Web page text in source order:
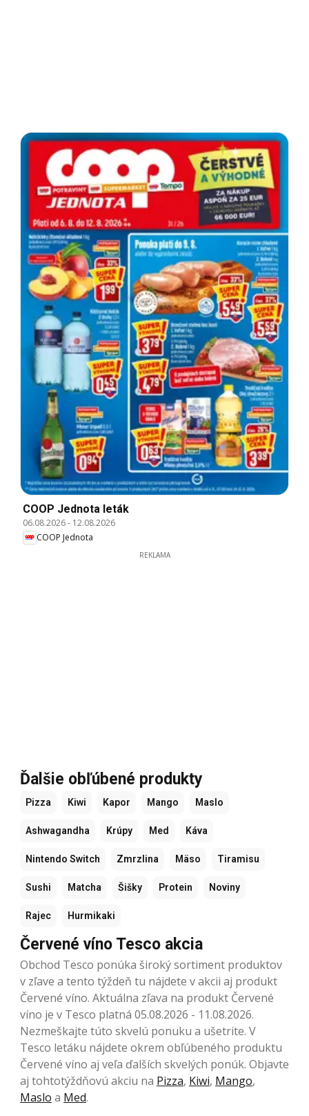
COOP Jednota leták
06.08.2026- 12.08.2026
COOP Jednota
REKLAMA
Ďalšie obľúbené produkty
Pizza Kiwi Kapor Mango Maslo
Ashwagandha Krúpy Med Káva
Nintendo Switch Zmrzlina Mäso Tiramisu
Sushi Matcha Šišky Protein Noviny
Rajec Hurmikaki
Červené víno Tesco akcia
Obchod Tesco ponúka široký sortiment produktov
v zľave a tento týždeň tu nájdete v akcii aj produkt
Červené víno. Aktuálna zľava na produkt Červené
víno je v Tesco platná 05.08.2026 - 11.08.2026.
Nezmeškajte túto skvelú ponuku a ušetrite. V
Tesco letáku nájdete okrem obľúbeného produktu
Červené víno aj veľa ďalších skvelých ponúk. Objavte
aj tohtotýždňovú akciu na Pizza, Kiwi, Mango,
Maslo a Med.